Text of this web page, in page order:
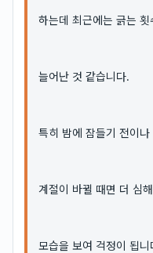
하는데 최근에는 긁는 횟
늘어난 것 같습니다.
특히 밤에 잠들기 전이나
계절이 바뀔 때면 더 심
모습을 보여 걱정이 됩니